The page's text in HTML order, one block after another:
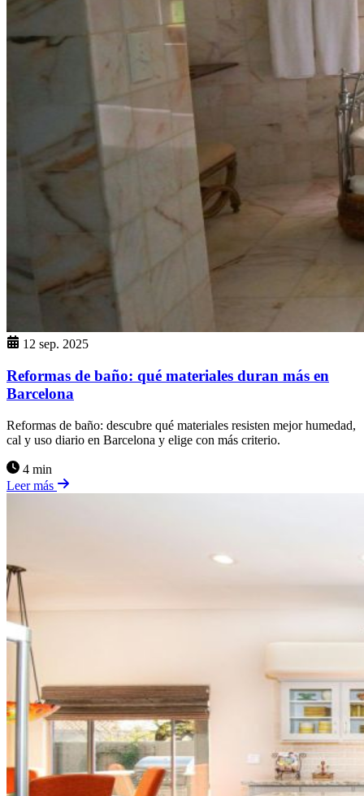
12 sep. 2025
Reformas de baño: qué materiales duran más en
Barcelona
Reformas de baño: descubre qué materiales resisten mejor humedad,
cal y uso diario en Barcelona y elige con más criterio.
4 min
Leer más